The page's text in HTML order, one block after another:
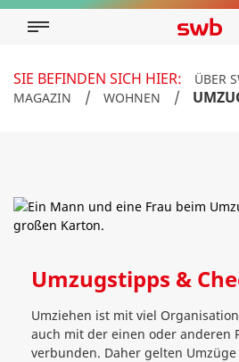
Privatkunden
Über swb
SIE BEFINDEN SICH HIER: ÜBER
MAGAZIN
/ WOHNEN /
Umzugstipps &
Umziehen ist mit viel
auch mit der einen oder anderen
verbunden. Daher gelten